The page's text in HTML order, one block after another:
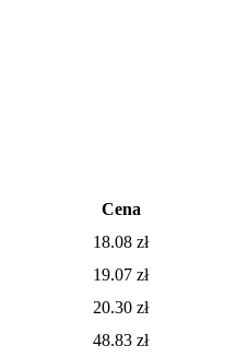
Cena
18.08 zł
19.07 zł
20.30 zł
48.83 zł